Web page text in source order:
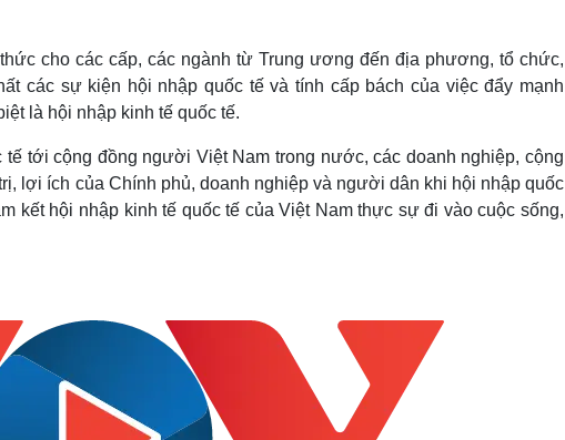
Văn hóa
Sân khấu - Điện ảnh
Văn học
Di sản
Giải trí
Nghệ sĩ
Du lịch
Tư vấn
cho các cấp, các ngành từ Trung ương đến địa phương, tổ chức,
các sự kiện hội nhập quốc tế và tính cấp bách của việc đẩy mạnh
là hội nhập kinh tế quốc tế.
tới cộng đồng người Việt Nam trong nước, các doanh nghiệp, cộng
lợi ích của Chính phủ, doanh nghiệp và người dân khi hội nhập quốc
kết hội nhập kinh tế quốc tế của Việt Nam thực sự đi vào cuộc sống,